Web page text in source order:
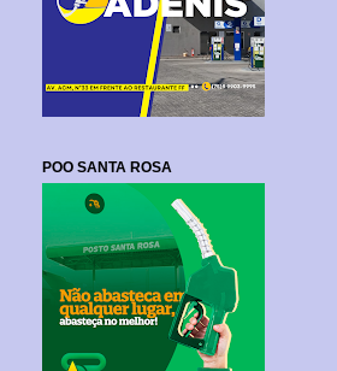
POO SANTA ROSA